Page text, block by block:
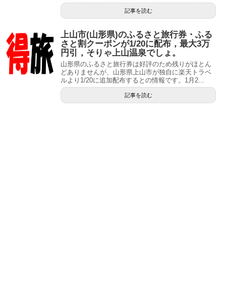
記事を読む
上山市(山形県)のふるさと旅行券・ふる
さと割クーポンが1/20に配布，最大3万
円引，そりゃ上山温泉でしょ。
山形県のふるさと旅行券は好評のため残りがほとん
どありませんが、山形県上山市が独自に楽天トラベ
ルより1/20に追加配布するとの情報です。1月2...
記事を読む